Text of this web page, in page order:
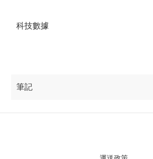
科技數據
筆記